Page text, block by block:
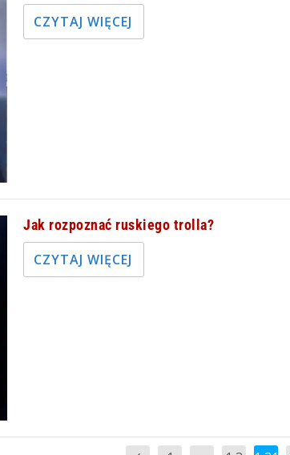
CZYTAJ WIĘCEJ
Jak rozpoznać ruskiego trolla?
CZYTAJ WIĘCEJ